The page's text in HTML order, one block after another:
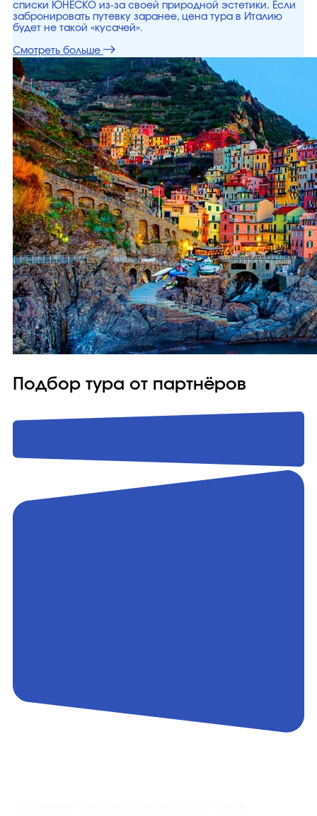
списки ЮНЕСКО из-за своей природной эстетики. Если
забронировать путевку заранее, цена тура в Италию
будет не такой «кусачей».
Смотреть больше
Подбор тура от партнёров